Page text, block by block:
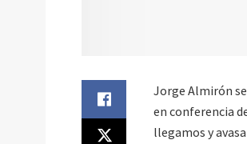
Jorge Almirón
en conferencia
llegamos y